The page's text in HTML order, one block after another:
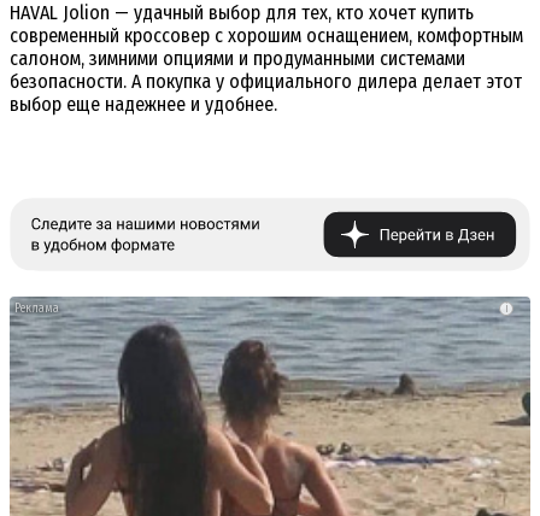
HAVAL Jolion — удачный выбор для тех, кто хочет купить
современный кроссовер с хорошим оснащением, комфортным
салоном, зимними опциями и продуманными системами
безопасности. А покупка у официального дилера делает этот
выбор еще надежнее и удобнее.
i